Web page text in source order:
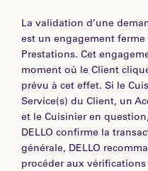
La validation d’une
est un engagement
Prestations. Cet
moment où le Client
prévu à cet effet. Si le
Service(s) du Client, un
et le Cuisinier en
DELLO confirme la
générale, DELLO
procéder aux vérifications